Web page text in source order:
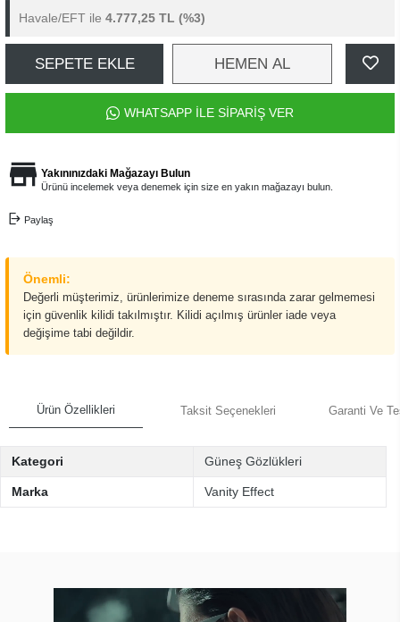
Havale/EFT ile 4.777,25 TL (%3)
SEPETE EKLE HEMEN AL
WHATSAPP İLE SİPARİŞ VER
Yakınınızdaki Mağazayı Bulun
Ürünü incelemek veya denemek için size en yakın mağazayı bulun.
Paylaş
Önemli:
Değerli müşterimiz, ürünlerimize deneme sırasında zarar gelmemesi
için güvenlik kilidi takılmıştır. Kilidi açılmış ürünler iade veya
değişime tabi değildir.
Ürün Özellikleri Taksit Seçenekleri Garanti Ve
Kategori Güneş Gözlükleri
Marka Vanity Effect